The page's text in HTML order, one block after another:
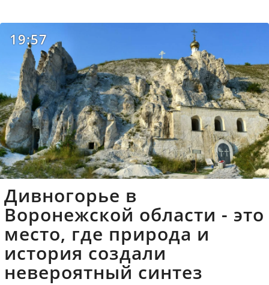
19:57
Дивногорье в
Воронежской области - это
место, где природа и
история создали
невероятный синтез